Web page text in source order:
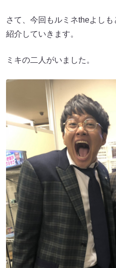
さて、今回もルミネtheよし
紹介していきます。
ミキの二人がいました。